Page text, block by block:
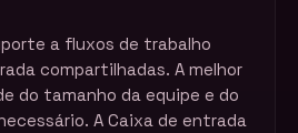
a fluxos de trabalho
compartilhadas. A melhor
do tamanho da equipe e do
A Caixa de entrada